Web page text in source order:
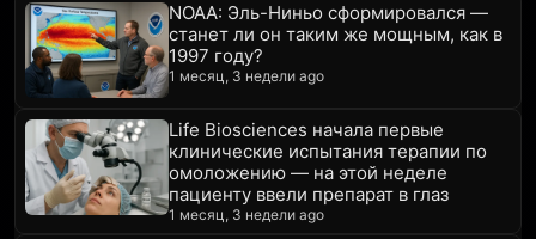
NOAA: Эль-Ниньо сформировался —
станет ли он таким же мощным, как в
1997 году?
1 месяц, 3 недели ago
Life Biosciences начала первые
клинические испытания терапии по
омоложению — на этой неделе
пациенту ввели препарат в глаз
1 месяц, 3 недели ago